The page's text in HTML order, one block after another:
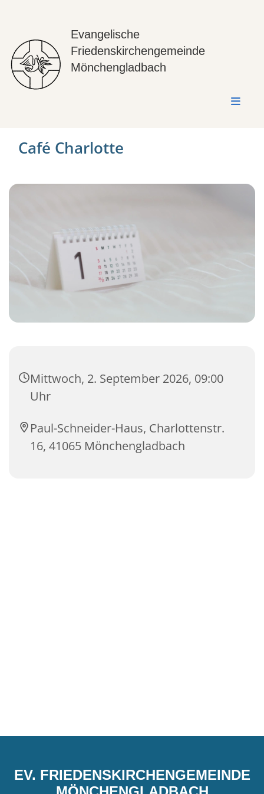
Evangelische
Friedenskirchengemeinde
Mönchengladbach
Café Charlotte
Mittwoch, 2. September 2026, 09:00
Uhr
Paul-Schneider-Haus, Charlottenstr.
16, 41065 Mönchengladbach
EV. FRIEDENSKIRCHENGEMEINDE